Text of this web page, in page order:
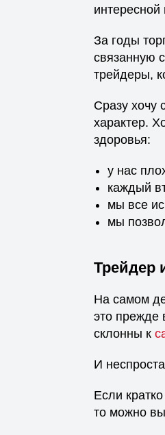
За годы
связанную
трейдеры,
Сразу хочу
характер.
здоровья:
у нас
каждый
мы все
мы
Трейдер
На самом
это прежде
склонны к
И
Если
то можно